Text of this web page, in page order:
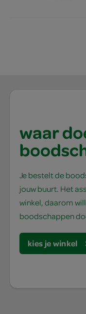
waar
Je bestelt de
jouw buurt. Het
winkel, daarom
boodschappen
kies je winkel